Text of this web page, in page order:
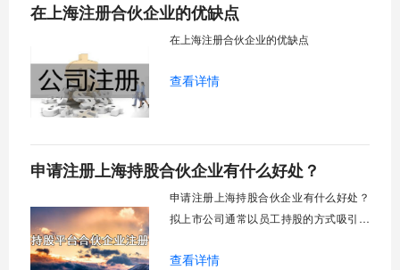
有个很清晰的认识。
在上海注册合伙企业的优缺点
在上海注册合伙企业的优缺点
查看详情
申请注册上海持股合伙企业有什么好处？
申请注册上海持股合伙企业​有什么好处？
拟上市公司通常以员工持股的方式吸引和
感和凝聚力。员工持股一般有三种方式:自
查看详情